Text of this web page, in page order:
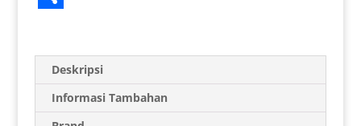
h
a a
i
l
i
n
t
i
t
l
g
c n n
h
Deskripsi
Informasi Tambahan